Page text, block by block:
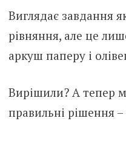
Виглядає завдання
рівняння, але це
аркуш паперу і
Вирішили? А тепер
правильні рішення –